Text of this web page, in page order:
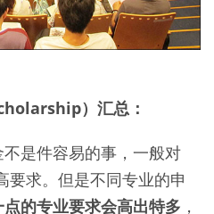
）汇总：
是件容易的事，一般对
要求。但是不同专业的申
的专业要求会高出特多 ，